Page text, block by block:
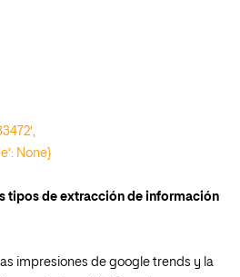
None}
de extracción de información
impresiones de google trends y la